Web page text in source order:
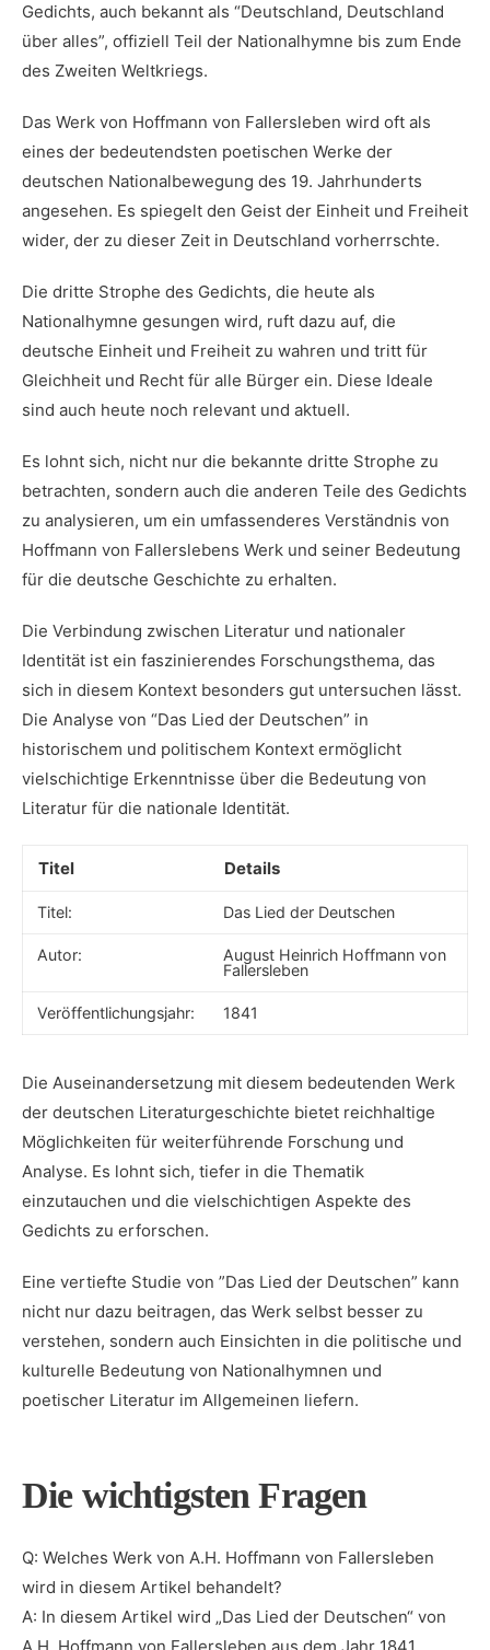
Gedichts, auch bekannt als “Deutschland, Deutschland‌
über alles”,​ offiziell Teil der Nationalhymne bis zum Ende
des Zweiten Weltkriegs.
Das Werk von⁢ Hoffmann von Fallersleben wird‌ oft als
eines der bedeutendsten poetischen ⁢Werke der
deutschen‌ Nationalbewegung des 19. Jahrhunderts
angesehen. Es spiegelt den Geist der Einheit und Freiheit
​wider, ⁣der zu dieser Zeit in⁤ Deutschland vorherrschte.
Die dritte Strophe ⁤des Gedichts, ⁣die heute als
Nationalhymne gesungen wird, ruft dazu auf, die
⁣deutsche Einheit und Freiheit zu wahren und‌ tritt für
Gleichheit und​ Recht für alle Bürger‍ ein. Diese ​Ideale
sind auch heute noch ‌relevant und aktuell.
Es lohnt sich, nicht nur die bekannte dritte Strophe⁤ zu
betrachten, sondern auch die anderen‍ Teile des Gedichts
zu​ analysieren, um ein umfassenderes Verständnis von​
Hoffmann von Fallerslebens Werk und seiner Bedeutung
für die deutsche ​Geschichte zu‌ erhalten.
Die Verbindung zwischen Literatur und nationaler
Identität ist ein faszinierendes Forschungsthema, ​das
sich in diesem Kontext besonders gut untersuchen lässt.
Die Analyse von “Das Lied der Deutschen” in
historischem und politischem Kontext ermöglicht
vielschichtige Erkenntnisse über ‌die Bedeutung von
Literatur für die nationale Identität.
Titel Details
Titel: Das Lied ⁢der ‍Deutschen
Autor:
August Heinrich Hoffmann von
Fallersleben
Veröffentlichungsjahr: 1841
Die Auseinandersetzung mit diesem ​bedeutenden Werk
der deutschen Literaturgeschichte bietet reichhaltige
⁢Möglichkeiten für weiterführende Forschung und
Analyse. Es lohnt sich, tiefer in die⁣ Thematik
einzutauchen und die vielschichtigen Aspekte ‌des
Gedichts ⁢zu erforschen.
Eine ‌vertiefte Studie von ​”Das ​Lied der Deutschen” kann
nicht nur dazu beitragen, das Werk selbst besser zu
verstehen,⁣ sondern auch Einsichten in die⁢ politische und
kulturelle Bedeutung von Nationalhymnen und
poetischer Literatur im Allgemeinen liefern.
Die‍ wichtigsten Fragen
Q: Welches Werk von A.H. Hoffmann von Fallersleben
wird in diesem Artikel behandelt?
A: In diesem Artikel wird ‌„Das Lied‌ der Deutschen“ von